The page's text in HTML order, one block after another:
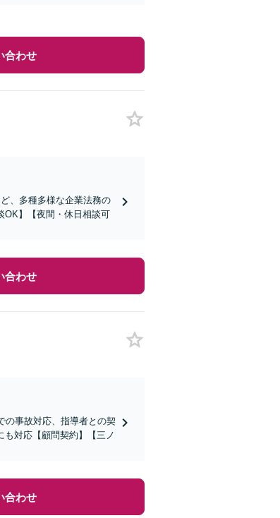
合わせ
、多種多様な企業法務の
OK】【夜間・休日相談可
合わせ
の事故対応、指導者との契
対応【顧問契約】【三ノ
合わせ